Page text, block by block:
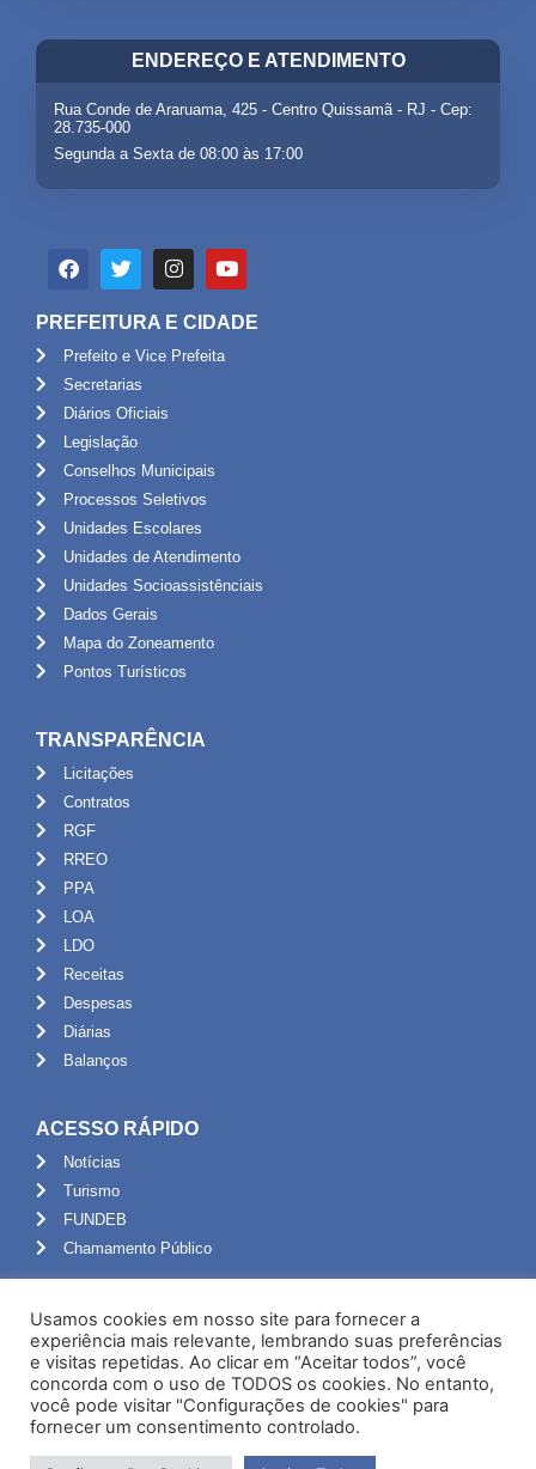
ENDEREÇO E ATENDIMENTO
Rua Conde de Araruama, 425 - Centro Quissamã - RJ - Cep:
28.735-000
Segunda a Sexta de 08:00 às 17:00
PREFEITURA E CIDADE
Prefeito e Vice Prefeita
Secretarias
Diários Oficiais
Legislação
Conselhos Municipais
Processos Seletivos
Unidades Escolares
Unidades de Atendimento
Unidades Socioassistênciais
Dados Gerais
Mapa do Zoneamento
Pontos Turísticos
TRANSPARÊNCIA
Licitações
Contratos
RGF
RREO
PPA
LOA
LDO
Receitas
Despesas
Diárias
Balanços
ACESSO RÁPIDO
Notícias
Turismo
FUNDEB
Chamamento Público
Portal do Servidor
Webmail
Administração
Usamos cookies em nosso site para fornecer a
experiência mais relevante, lembrando suas preferências
e visitas repetidas. Ao clicar em “Aceitar todos”, você
concorda com o uso de TODOS os cookies. No entanto,
você pode visitar "Configurações de cookies" para
fornecer um consentimento controlado.